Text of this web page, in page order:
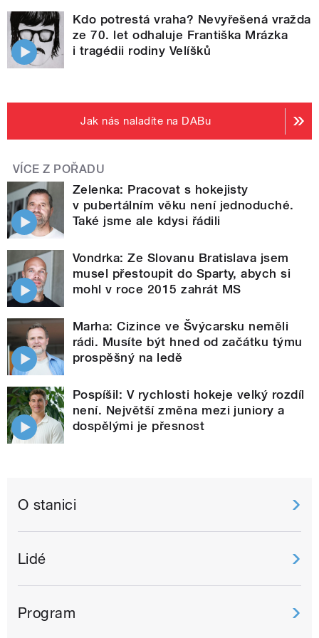
Kdo potrestá vraha? Nevyřešená vražda
ze 70. let odhaluje Františka Mrázka
i tragédii rodiny Velíšků
Jak nás naladíte na DABu
VÍCE Z POŘADU
Zelenka: Pracovat s hokejisty
v pubertálním věku není jednoduché.
Také jsme ale kdysi řádili
Vondrka: Ze Slovanu Bratislava jsem
musel přestoupit do Sparty, abych si
mohl v roce 2015 zahrát MS
Marha: Cizince ve Švýcarsku neměli
rádi. Musíte být hned od začátku týmu
prospěšný na ledě
Pospíšil: V rychlosti hokeje velký rozdíl
není. Největší změna mezi juniory a
dospělými je přesnost
O stanici
Lidé
Program